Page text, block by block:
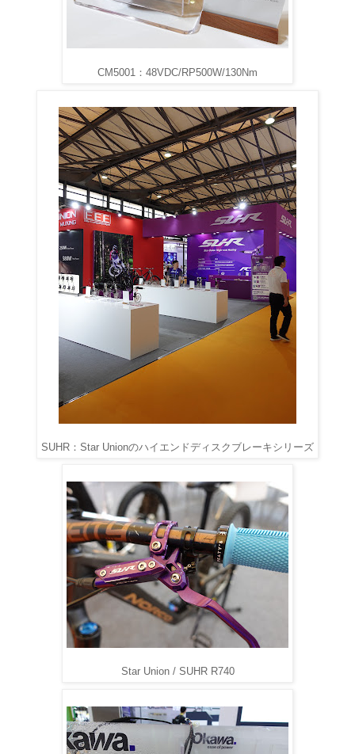
CM5001：48VDC/RP500W/130Nm
SUHR：Star Unionのハイエンドディスクブレーキシリーズ
Star Union / SUHR R740